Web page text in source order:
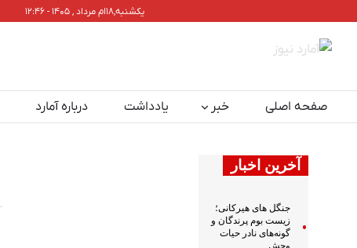
یکشنبه,۱۸ام مرداد , ۱۴۰۵ - ۱۲:۴۶
صفحه اصلی خبر یادداشت درباره آمارد
آخرین اخبار
جنگل های هیرکانی؛
زیست بوم پرندگان و
گونه‌های نادر حیات
وحش